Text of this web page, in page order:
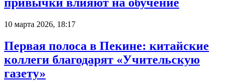
привычки влияют на обучение
10 марта 2026, 18:17
Первая полоса в Пекине: китайские
коллеги благодарят «Учительскую
газету»